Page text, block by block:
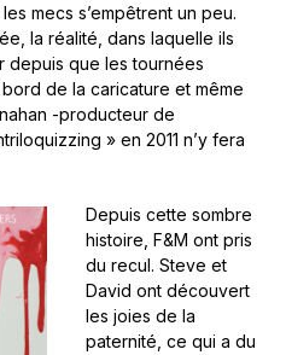
mecs s’empêtrent un peu.
la réalité, dans laquelle ils
depuis que les tournées
de la caricature et même
-producteur de
» en 2011 n’y fera
Depuis cette sombre
histoire, F&M ont pris
du recul. Steve et
David ont découvert
les joies de la
paternité, ce qui a du